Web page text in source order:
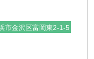
市金沢区富岡東2-1-5